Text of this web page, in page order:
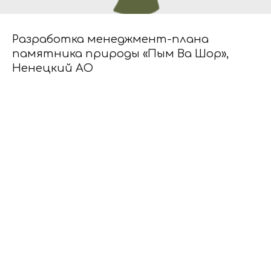
Разработка менеджмент-плана
памятника природы «Пым Ва Шор»,
Ненецкий АО